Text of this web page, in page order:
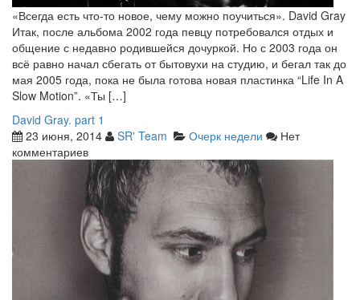
«Всегда есть что-то новое, чему можно поучиться». David Gray
Итак, после альбома 2002 года певцу потребовался отдых и
общение с недавно родившейся дочуркой. Но с 2003 года он
всё равно начал сбегать от бытовухи на студию, и бегал так до
мая 2005 года, пока не была готова новая пластинка “Life In A
Slow Motion”. «Ты […]
David Gray. part 1
23 июня, 2014
SR' Team Очерк недели
Нет
комментариев